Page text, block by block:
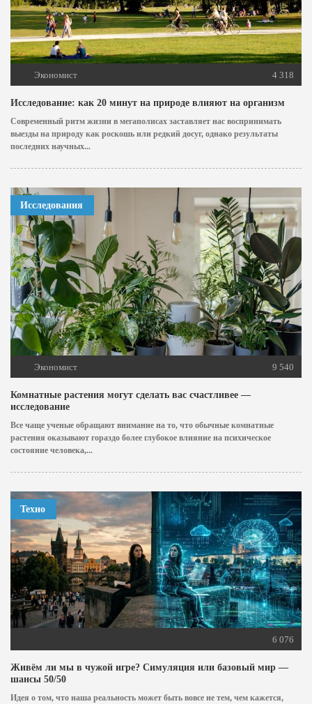
Экономист 4 318
Исследование: как 20 минут на природе влияют на организм
Современный ритм жизни в мегаполисах заставляет нас воспринимать
выезды на природу как роскошь или редкий досуг, однако результаты
последних научных...
Исследования
Экономист 9 540
Комнатные растения могут сделать вас счастливее —
исследование
Все чаще ученые обращают внимание на то, что обычные комнатные
растения оказывают гораздо более глубокое влияние на психическое
состояние человека,...
Техно
6 076
Живём ли мы в чужой игре? Симуляция или базовый мир —
шансы 50/50
Идея о том, что наша реальность может быть вовсе не тем, чем кажется,